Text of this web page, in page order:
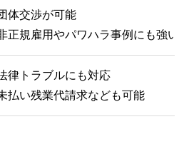
体交渉が可能
正規雇用やパワハラ事例にも強い
律トラブルにも対応
払い残業代請求なども可能